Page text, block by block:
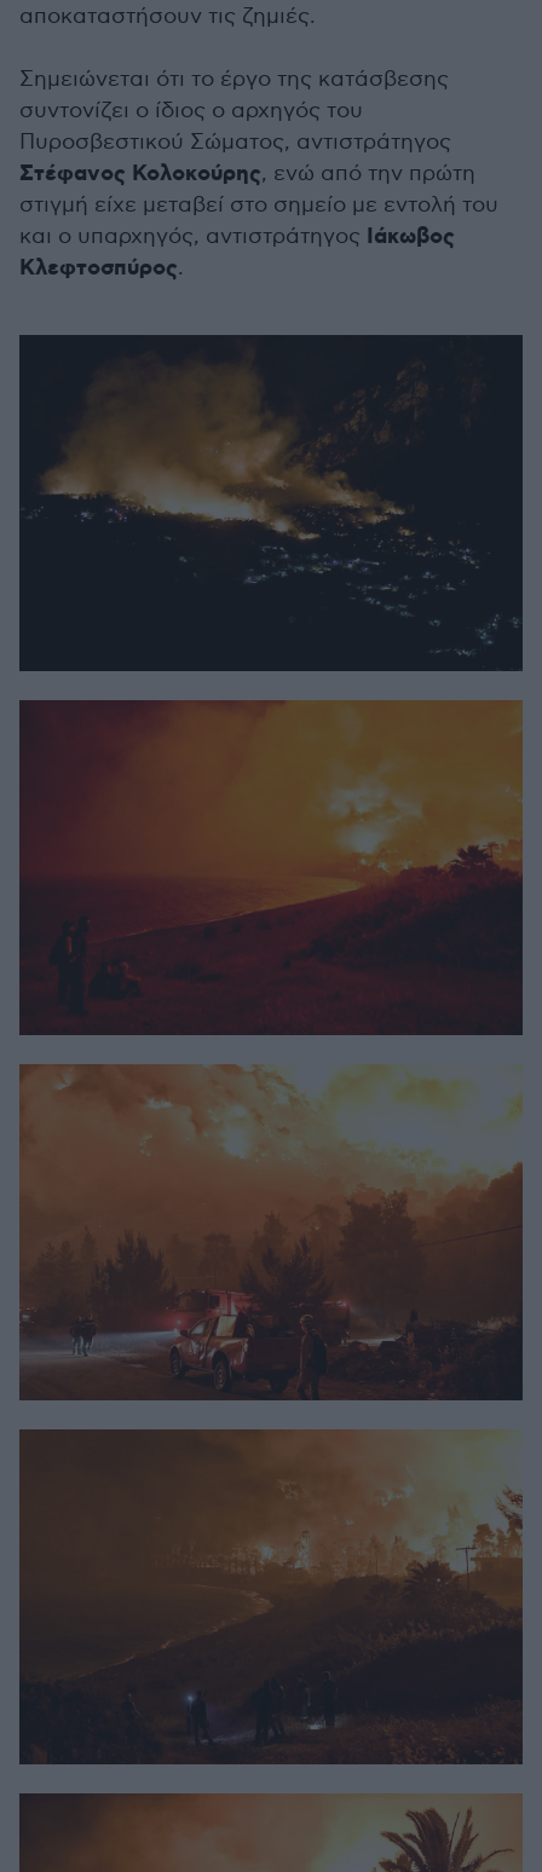
αποκαταστήσουν τις ζημιές.
Σημειώνεται ότι το έργο της κατάσβεσης
συντονίζει ο ίδιος ο αρχηγός του
Πυροσβεστικού Σώματος, αντιστράτηγος
Στέφανος Κολοκούρης, ενώ από την πρώτη
στιγμή είχε μεταβεί στο σημείο με εντολή του
και ο υπαρχηγός, αντιστράτηγος Ιάκωβος
Κλεφτοσπύρος.